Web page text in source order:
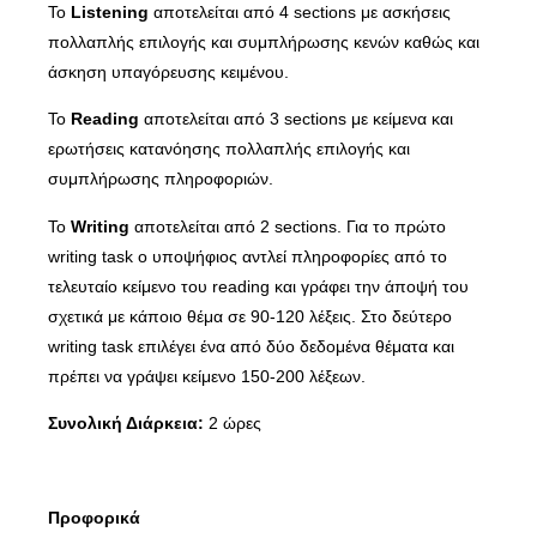
Το Listening αποτελείται από 4 sections με ασκήσεις
πολλαπλής επιλογής και συμπλήρωσης κενών καθώς και
άσκηση υπαγόρευσης κειμένου.
Το Reading αποτελείται από 3 sections με κείμενα και
ερωτήσεις κατανόησης πολλαπλής επιλογής και
συμπλήρωσης πληροφοριών.
Το Writing αποτελείται από 2 sections. Για το πρώτο
writing task ο υποψήφιος αντλεί πληροφορίες από το
τελευταίο κείμενο του reading και γράφει την άποψή του
σχετικά με κάποιο θέμα σε 90-120 λέξεις. Στο δεύτερο
writing task επιλέγει ένα από δύο δεδομένα θέματα και
πρέπει να γράψει κείμενο 150-200 λέξεων.
Συνολική Διάρκεια: 2 ώρες
Προφορικά